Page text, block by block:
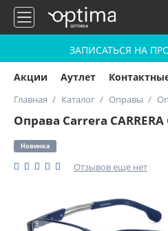
ЗАПИСАТЬСЯ НА
Акции Аутлет
Главная Каталог Оправы
Оправа Carrera CARRERA
Новинка
Отзывов еще нет